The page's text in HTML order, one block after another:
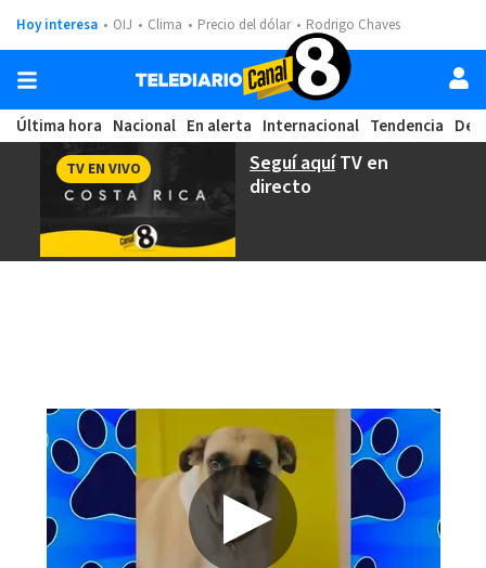
Hoy interesa OIJ Clima Precio del dólar Rodrigo Chaves
Última hora Nacional En alerta Internacional Tendencia
Seguí aquíTV en
directo
TV EN VIVO